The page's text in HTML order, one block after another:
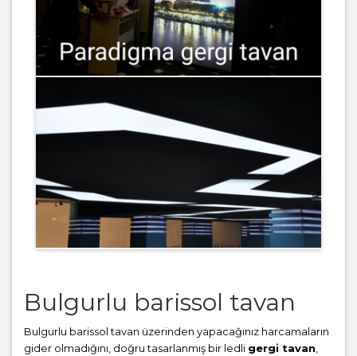
Bulgurlu barissol tavan
Bulgurlu barissol tavan üzerinden yapacağınız harcamaların
gider olmadığını, doğru tasarlanmış bir ledli gergi tavan